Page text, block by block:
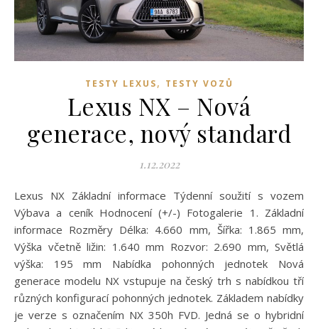
TESTY LEXUS, TESTY VOZŮ
Lexus NX – Nová
generace, nový standard
1.12.2022
Lexus NX Základní informace Týdenní soužití s vozem
Výbava a ceník Hodnocení (+/-) Fotogalerie 1. Základní
informace Rozměry Délka: 4.660 mm, Šířka: 1.865 mm,
Výška včetně ližin: 1.640 mm Rozvor: 2.690 mm, Světlá
výška: 195 mm Nabídka pohonných jednotek Nová
generace modelu NX vstupuje na český trh s nabídkou tří
různých konfigurací pohonných jednotek. Základem nabídky
je verze s označením NX 350h FVD. Jedná se o hybridní